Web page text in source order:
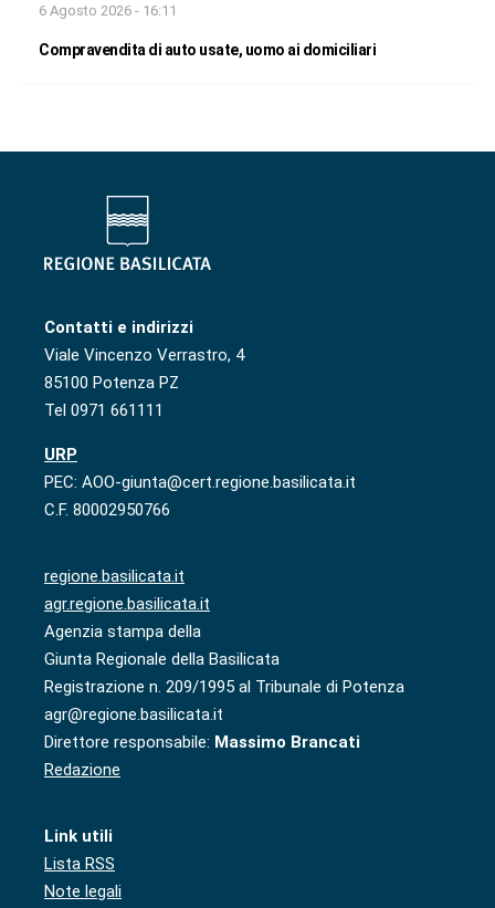
6 Agosto 2026 - 16:11
Compravendita di auto usate, uomo ai domiciliari
Contatti e indirizzi
Viale Vincenzo Verrastro, 4
85100 Potenza PZ
Tel 0971 661111
URP
PEC: AOO-giunta@cert.regione.basilicata.it
C.F. 80002950766
regione.basilicata.it
agr.regione.basilicata.it
Agenzia stampa della
Giunta Regionale della Basilicata
Registrazione n. 209/1995 al Tribunale di Potenza
agr@regione.basilicata.it
Direttore responsabile: Massimo Brancati
Redazione
Link utili
Lista RSS
Note legali